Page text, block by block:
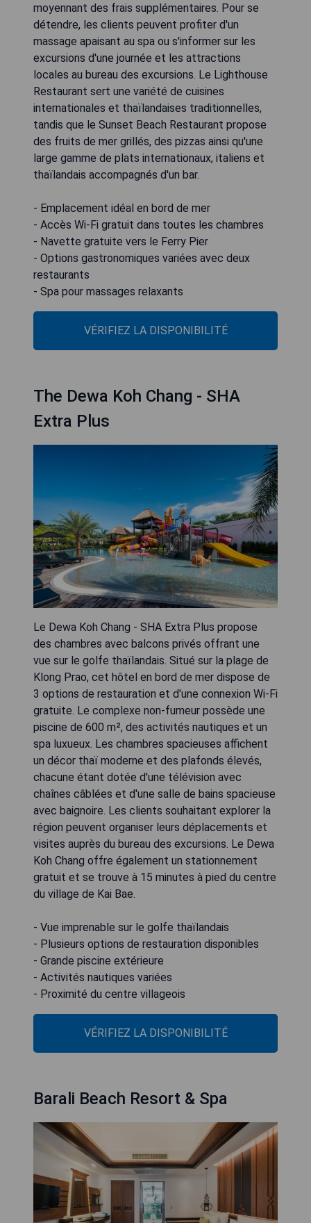
moyennant des frais supplémentaires. Pour se
détendre, les clients peuvent profiter d'un
massage apaisant au spa ou s'informer sur les
excursions d'une journée et les attractions
locales au bureau des excursions. Le Lighthouse
Restaurant sert une variété de cuisines
internationales et thaïlandaises traditionnelles,
tandis que le Sunset Beach Restaurant propose
des fruits de mer grillés, des pizzas ainsi qu'une
large gamme de plats internationaux, italiens et
thaïlandais accompagnés d'un bar.
- Emplacement idéal en bord de mer
- Accès Wi-Fi gratuit dans toutes les chambres
- Navette gratuite vers le Ferry Pier
- Options gastronomiques variées avec deux
restaurants
- Spa pour massages relaxants
VÉRIFIEZ LA DISPONIBILITÉ
The Dewa Koh Chang - SHA
Extra Plus
Le Dewa Koh Chang - SHA Extra Plus propose
des chambres avec balcons privés offrant une
vue sur le golfe thaïlandais. Situé sur la plage de
Klong Prao, cet hôtel en bord de mer dispose de
3 options de restauration et d'une connexion Wi-Fi
gratuite. Le complexe non-fumeur possède une
piscine de 600 m², des activités nautiques et un
spa luxueux. Les chambres spacieuses affichent
un décor thaï moderne et des plafonds élevés,
chacune étant dotée d'une télévision avec
chaînes câblées et d'une salle de bains spacieuse
avec baignoire. Les clients souhaitant explorer la
région peuvent organiser leurs déplacements et
visites auprès du bureau des excursions. Le Dewa
Koh Chang offre également un stationnement
gratuit et se trouve à 15 minutes à pied du centre
du village de Kai Bae.
- Vue imprenable sur le golfe thaïlandais
- Plusieurs options de restauration disponibles
- Grande piscine extérieure
- Activités nautiques variées
- Proximité du centre villageois
VÉRIFIEZ LA DISPONIBILITÉ
Barali Beach Resort & Spa